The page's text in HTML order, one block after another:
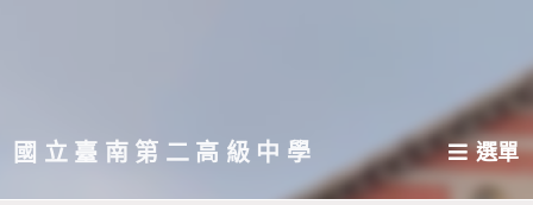
主國立臺南第二高級中學 選單